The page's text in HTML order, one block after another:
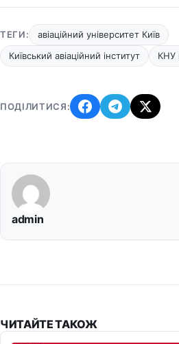
ТЕГИ:
авіаційний університет Київ
Київський авіаційний інститут
КНУ
ПОДІЛИТИСЯ:
admin
ЧИТАЙТЕ ТАКОЖ